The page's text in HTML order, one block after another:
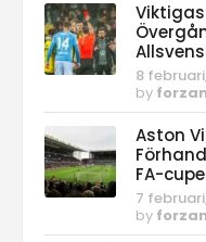
8
by
Aston
FA-
7
by